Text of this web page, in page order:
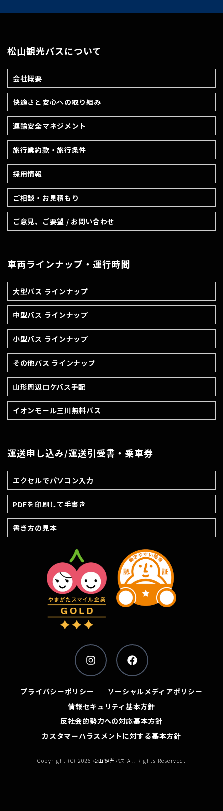
松山観光バスについて
会社概要
快適さと安心への取り組み
運輸安全マネジメント
旅行業約款・旅行条件
採用情報
ご相談・お見積もり
ご意見、ご要望 / お問い合わせ
車両ラインナップ・運行時間
大型バス ラインナップ
中型バス ラインナップ
小型バス ラインナップ
その他バス ラインナップ
山形周辺ロケバス手配
イオンモール三川無料バス
運送申し込み/運送引受書・乗車券
エクセルでパソコン入力
PDFを印刷して手書き
書き方の見本
プライバシーポリシー
ソーシャルメディアポリシー
情報セキュリティ基本方針
反社会的勢力への対応基本方針
カスタマーハラスメントに対する基本方針
Copyright (C) 2026 松山観光バス All Rights Reserved.